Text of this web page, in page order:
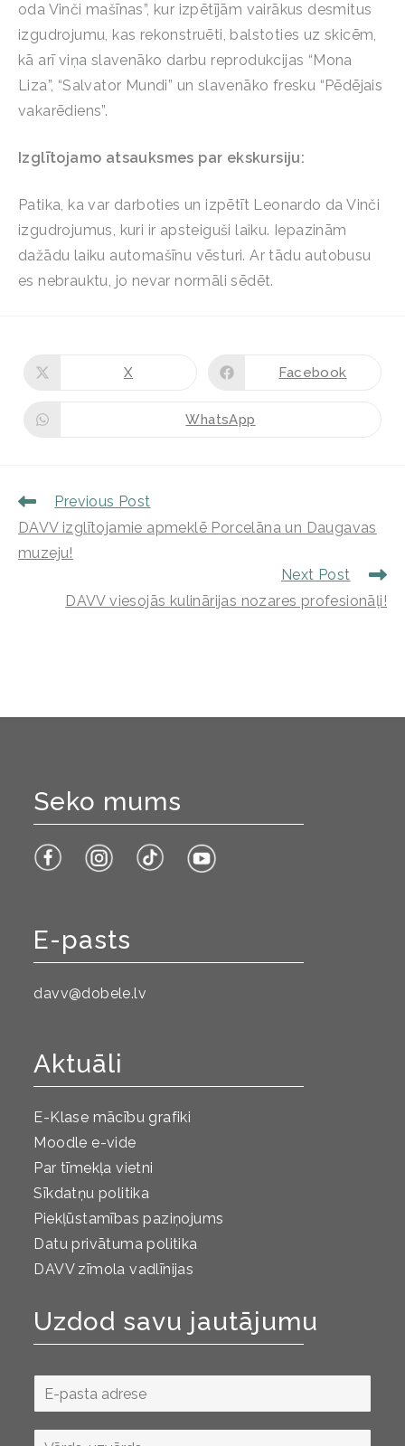
oda Vinči mašīnas”, kur izpētījām vairākus desmitus
izgudrojumu, kas rekonstruēti, balstoties uz skicēm,
kā arī viņa slavenāko darbu reprodukcijas “Mona
Liza”, “Salvator Mundi” un slavenāko fresku “Pēdējais
vakarēdiens”.
Izglītojamo atsauksmes par ekskursiju:
Patika, ka var darboties un izpētīt Leonardo da Vinči
izgudrojumus, kuri ir apsteiguši laiku. Iepazinām
dažādu laiku automašīnu vēsturi. Ar tādu autobusu
es nebrauktu, jo nevar normāli sēdēt.
X Facebook
WhatsApp
Previous Post
DAVV izglītojamie apmeklē Porcelāna un Daugavas
muzeju!
Next Post
DAVV viesojās kulinārijas nozares profesionāļi!
Seko mums
E-pasts
davv@dobele.lv
Aktuāli
E-Klase mācību grafiki
Moodle e-vide
Par tīmekļa vietni
Sīkdatņu politika
Piekļūstamības paziņojums
Datu privātuma politika
DAVV zīmola vadlīnijas
Uzdod savu jautājumu